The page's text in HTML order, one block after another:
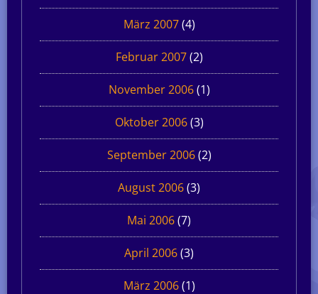
März 2007(4)
Februar 2007(2)
November 2006(1)
Oktober 2006(3)
September 2006(2)
August 2006(3)
Mai 2006(7)
April 2006(3)
März 2006(1)